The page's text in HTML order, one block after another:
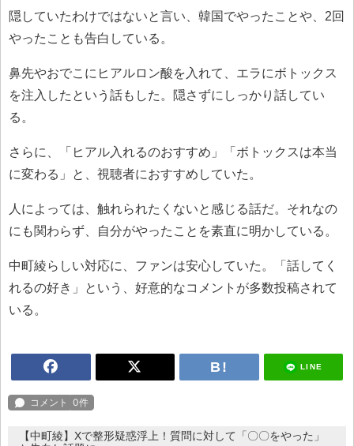
隠していたわけではないと言い、韓国でやったことや、2回
やったことも告白している。
鼻先やおでこにヒアルロン酸を入れて、エラにボトックス
を注入したという話もした。隠さずにしっかり話してい
る。
さらに、「ヒアル入れるのおすすめ」「ボトックスは本当
に変わる」と、視聴者におすすめしていた。
人によっては、触れられたくないと感じる話だ。それなの
にも関わらず、自分がやったことを素直に明かしている。
中町綾らしい対応に、ファンは安心していた。「話してく
れるの好き」という、好意的なコメントが多数投稿されて
いる。
LINE
【中町綾】Xで整形疑惑浮上！質問に対して「〇〇をやった」